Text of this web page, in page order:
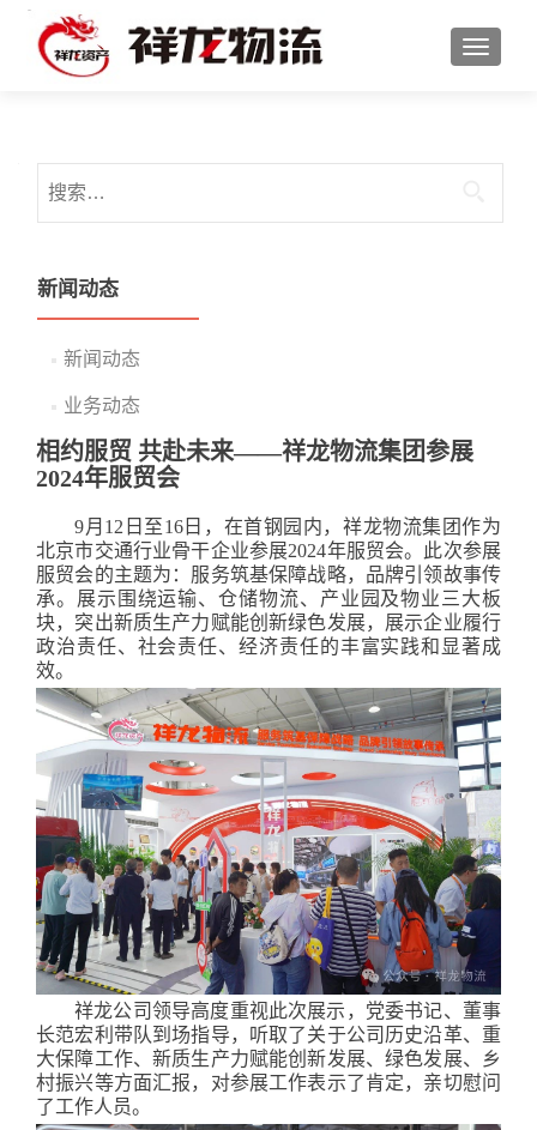
切换导
新闻动态
新闻动态
业务动态
相约服贸 共赴未来——祥龙物流集团参展
2024年服贸会
9月12日至16日，在首钢园内，祥龙物流集团作为
北京市交通行业骨干企业参展2024年服贸会。此次参展
服贸会的主题为：服务筑基保障战略，品牌引领故事传
承。展示围绕运输、仓储物流、产业园及物业三大板
块，突出新质生产力赋能创新绿色发展，展示企业履行
政治责任、社会责任、经济责任的丰富实践和显著成
效。
祥龙公司领导高度重视此次展示，党委书记、董事
长范宏利带队到场指导，听取了关于公司历史沿革、重
大保障工作、新质生产力赋能创新发展、绿色发展、乡
村振兴等方面汇报，对参展工作表示了肯定，亲切慰问
了工作人员。